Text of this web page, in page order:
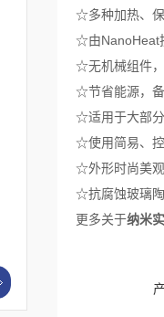
☆多种加热、
☆由NanoHeat
☆无机械组件
☆节省能源，
☆适用于大部
☆使用简易、
☆外形时尚美
☆抗腐蚀玻璃
更多关于纳米